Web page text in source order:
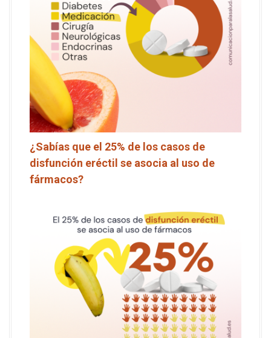
¿Sabías que el 25% de los casos de
disfunción eréctil se asocia al uso de
fármacos?